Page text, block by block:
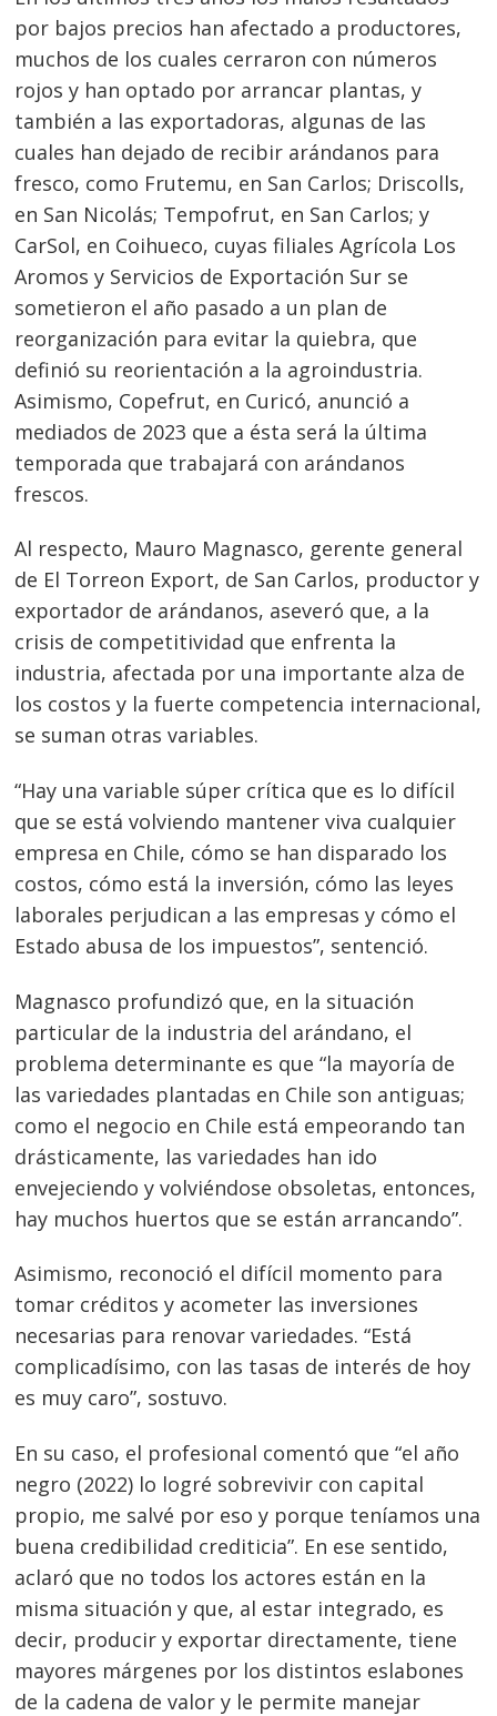
por bajos precios han afectado a productores,
muchos de los cuales cerraron con números
rojos y han optado por arrancar plantas, y
también a las exportadoras, algunas de las
cuales han dejado de recibir arándanos para
fresco, como Frutemu, en San Carlos; Driscolls,
en San Nicolás; Tempofrut, en San Carlos; y
CarSol, en Coihueco, cuyas filiales Agrícola Los
Aromos y Servicios de Exportación Sur se
sometieron el año pasado a un plan de
reorganización para evitar la quiebra, que
definió su reorientación a la agroindustria.
Asimismo, Copefrut, en Curicó, anunció a
mediados de 2023 que a ésta será la última
temporada que trabajará con arándanos
frescos.
Al respecto, Mauro Magnasco, gerente general
de El Torreon Export, de San Carlos, productor y
exportador de arándanos, aseveró que, a la
crisis de competitividad que enfrenta la
industria, afectada por una importante alza de
los costos y la fuerte competencia internacional,
se suman otras variables.
“Hay una variable súper crítica que es lo difícil
que se está volviendo mantener viva cualquier
empresa en Chile, cómo se han disparado los
costos, cómo está la inversión, cómo las leyes
laborales perjudican a las empresas y cómo el
Estado abusa de los impuestos”, sentenció.
Magnasco profundizó que, en la situación
particular de la industria del arándano, el
problema determinante es que “la mayoría de
las variedades plantadas en Chile son antiguas;
como el negocio en Chile está empeorando tan
drásticamente, las variedades han ido
envejeciendo y volviéndose obsoletas, entonces,
hay muchos huertos que se están arrancando”.
Asimismo, reconoció el difícil momento para
tomar créditos y acometer las inversiones
necesarias para renovar variedades. “Está
complicadísimo, con las tasas de interés de hoy
es muy caro”, sostuvo.
En su caso, el profesional comentó que “el año
negro (2022) lo logré sobrevivir con capital
propio, me salvé por eso y porque teníamos una
buena credibilidad crediticia”. En ese sentido,
aclaró que no todos los actores están en la
misma situación y que, al estar integrado, es
decir, producir y exportar directamente, tiene
mayores márgenes por los distintos eslabones
de la cadena de valor y le permite manejar
Navegación
de
entradas